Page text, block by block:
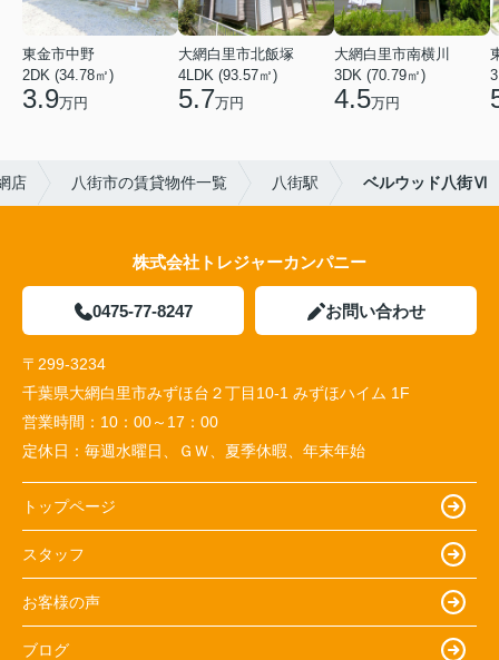
東金市中野
2DK (34.78㎡)
3.9万円
大網白里市北飯塚
4LDK (93.57㎡)
5.7万円
大網白里市南横川
3DK (70.79㎡)
4.5万円
店 八街市の賃貸物件一覧 八街駅 ベルウッド八街Ⅵ
株式会社トレジャーカンパニー
0475-77-8247 お問い合わせ
〒299-3234
千葉県大網白里市みずほ台２丁目10-1 みずほハイム 1F
営業時間： 10：00～17：00
定休日： 毎週水曜日、ＧＷ、夏季休暇、年末年始
トップページ
スタッフ
お客様の声
ブログ